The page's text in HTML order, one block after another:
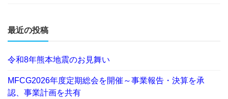
最近の投稿
令和8年熊本地震のお見舞い
MFCG2026年度定期総会を開催～事業報告・決算を承
認、事業計画を共有